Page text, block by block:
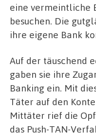
eine vermeintliche
besuchen. Die
ihre eigene Bank
Auf der täuschend
gaben sie ihre
Banking ein. Mit
Täter auf den
Mittäter rief die
das Push-TAN-